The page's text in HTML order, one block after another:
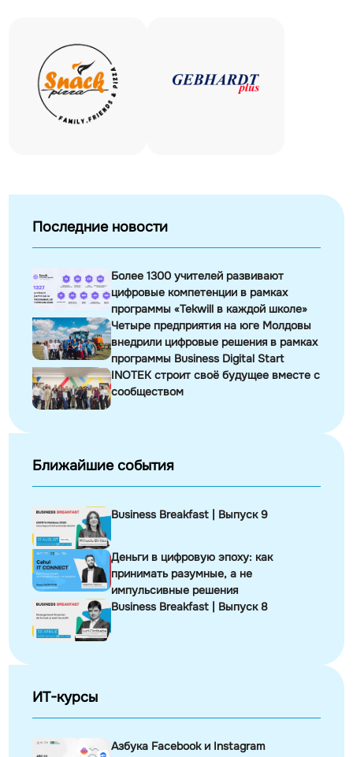
Последние новости
Более 1300 учителей развивают
цифровые компетенции в рамках
программы «Tekwill в каждой школе»
Четыре предприятия на юге Молдовы
внедрили цифровые решения в рамках
программы Business Digital Start
INOTEK строит своё будущее вместе с
сообществом
Ближайшие события
Business Breakfast | Выпуск 9
Деньги в цифровую эпоху: как
принимать разумные, а не
импульсивные решения
Business Breakfast | Выпуск 8
ИТ-курсы
Азбука Facebook и Instagram